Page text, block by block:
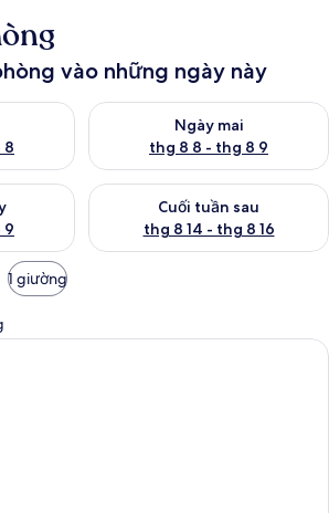
vào những ngày này
8
tối nay từ thg 8 7 - thg 8 8
Ngày mai
thg 8 8 - thg 8 9
Kiểm tra lượng phòng ngày
9
cuối tuần này từ thg 8 7 - thg 8 9
Cuối tuần sau
thg 8 14 - thg 8 16
Kiểm tra lượng phòng cuối
1 giường